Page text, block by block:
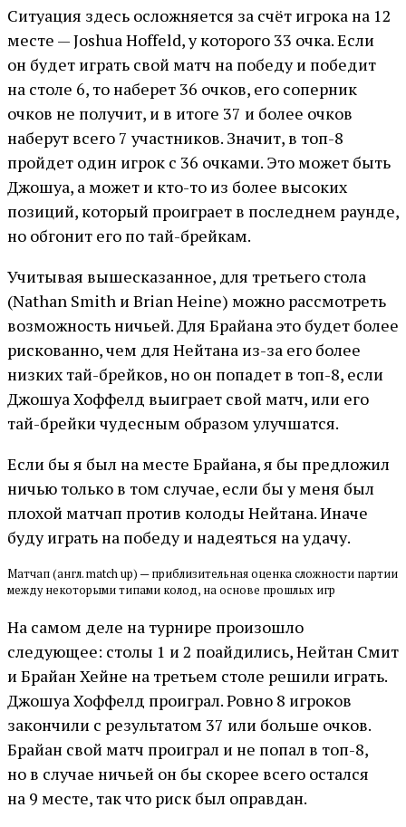
Ситуация здесь осложняется за счёт игрока на 12
месте — Joshua Hoffeld, у которого 33 очка. Если
он будет играть свой матч на победу и победит
на столе 6, то наберет 36 очков, его соперник
очков не получит, и в итоге 37 и более очков
наберут всего 7 участников. Значит, в топ-8
пройдет один игрок с 36 очками. Это может быть
Джошуа, а может и кто-то из более высоких
позиций, который проиграет в последнем раунде,
но обгонит его по тай-брейкам.
Учитывая вышесказанное, для третьего стола
(Nathan Smith и Brian Heine) можно рассмотреть
возможность ничьей. Для Брайана это будет более
рискованно, чем для Нейтана из-за его более
низких тай-брейков, но он попадет в топ-8, если
Джошуа Хоффелд выиграет свой матч, или его
тай-брейки чудесным образом улучшатся.
Если бы я был на месте Брайана, я бы предложил
ничью только в том случае, если бы у меня был
плохой матчап против колоды Нейтана. Иначе
буду играть на победу и надеяться на удачу.
Матчап (англ. match up) — приблизительная оценка сложности партии
между некоторыми типами колод, на основе прошлых игр
На самом деле на турнире произошло
следующее: столы 1 и 2 поайдились, Нейтан Смит
и Брайан Хейне на третьем столе решили играть.
Джошуа Хоффелд проиграл. Ровно 8 игроков
закончили с результатом 37 или больше очков.
Брайан свой матч проиграл и не попал в топ-8,
но в случае ничьей он бы скорее всего остался
на 9 месте, так что риск был оправдан.